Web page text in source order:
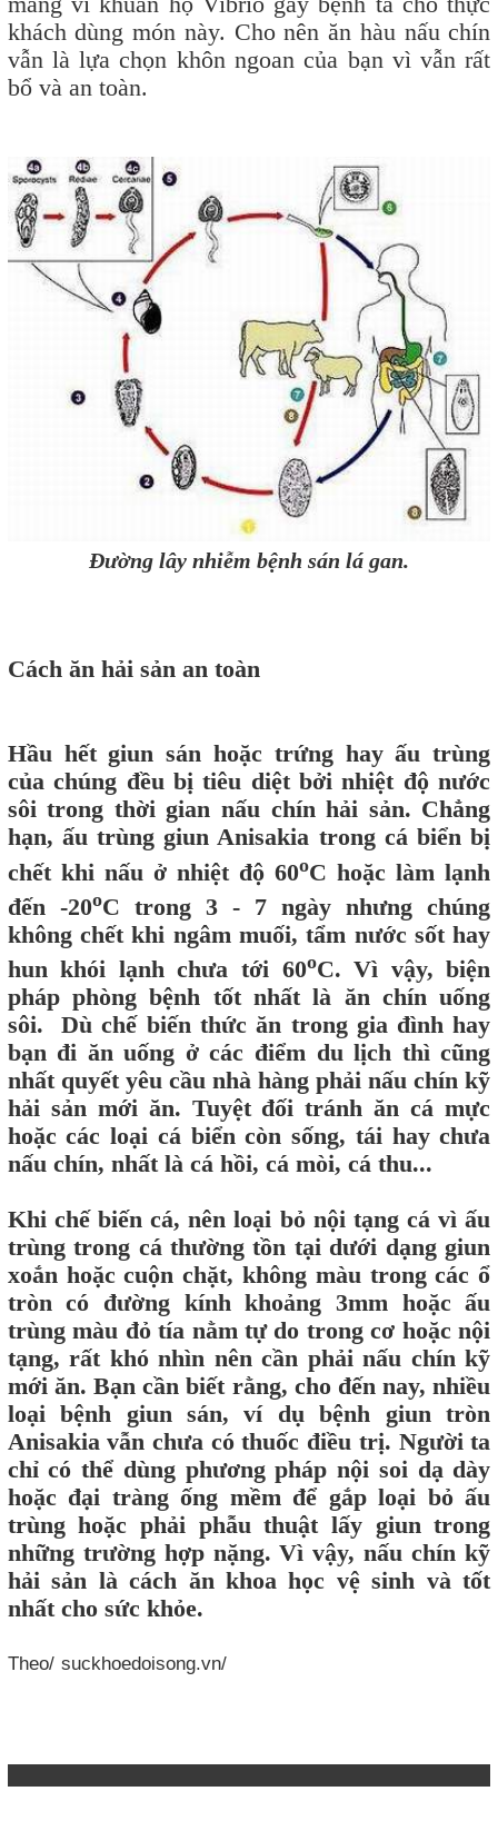
khách dùng món này. Cho nên ăn hàu nấu chín
vẫn là lựa chọn khôn ngoan của bạn vì vẫn rất
bổ và an toàn.
Đường lây nhiễm bệnh sán lá gan.
Cách ăn hải sản an toàn
Hầu hết giun sán hoặc trứng hay ấu trùng
của chúng đều bị tiêu diệt bởi nhiệt độ nước
sôi trong thời gian nấu chín hải sản. Chẳng
hạn, ấu trùng giun Anisakia trong cá biển bị
chết khi nấu ở nhiệt độ 60oC hoặc làm lạnh
đến -20oC trong 3 - 7 ngày nhưng chúng
không chết khi ngâm muối, tẩm nước sốt hay
hun khói lạnh chưa tới 60oC. Vì vậy, biện
pháp phòng bệnh tốt nhất là ăn chín uống
sôi. Dù chế biến thức ăn trong gia đình hay
bạn đi ăn uống ở các điểm du lịch thì cũng
nhất quyết yêu cầu nhà hàng phải nấu chín kỹ
hải sản mới ăn. Tuyệt đối tránh ăn cá mực
hoặc các loại cá biển còn sống, tái hay chưa
nấu chín, nhất là cá hồi, cá mòi, cá thu...
Khi chế biến cá, nên loại bỏ nội tạng cá vì ấu
trùng trong cá thường tồn tại dưới dạng giun
xoắn hoặc cuộn chặt, không màu trong các ổ
tròn có đường kính khoảng 3mm hoặc ấu
trùng màu đỏ tía nằm tự do trong cơ hoặc nội
tạng, rất khó nhìn nên cần phải nấu chín kỹ
mới ăn. Bạn cần biết rằng, cho đến nay, nhiều
loại bệnh giun sán, ví dụ bệnh giun tròn
Anisakia vẫn chưa có thuốc điều trị. Người ta
chỉ có thể dùng phương pháp nội soi dạ dày
hoặc đại tràng ống mềm để gắp loại bỏ ấu
trùng hoặc phải phẫu thuật lấy giun trong
những trường hợp nặng. Vì vậy, nấu chín kỹ
hải sản là cách ăn khoa học vệ sinh và tốt
nhất cho sức khỏe.
Theo/ suckhoedoisong.vn/